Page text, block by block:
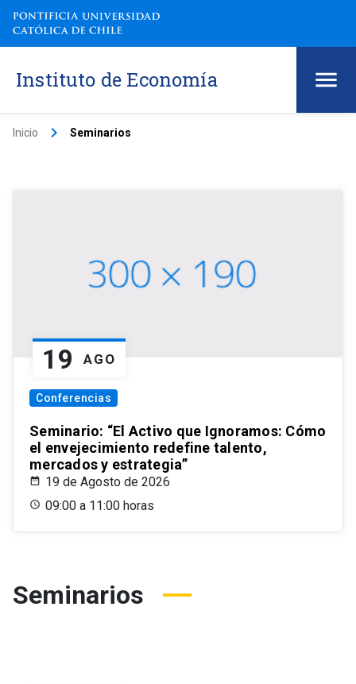
Instituto de Economía
Inicio keyboard_arrow_right Seminarios
19 AGO
Conferencias
Seminario: “El Activo que Ignoramos: Cómo
el envejecimiento redefine talento,
mercados y estrategia”
19 de Agosto de 2026
09:00 a 11:00 horas
Seminarios